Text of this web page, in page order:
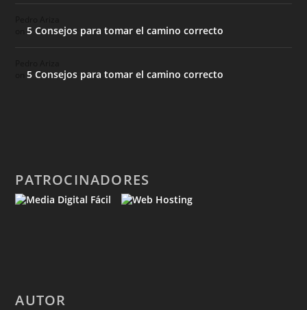
on5 Consejos para tomar el camino correcto
on5 Consejos para tomar el camino correcto
PATROCINADORES
AUTOR